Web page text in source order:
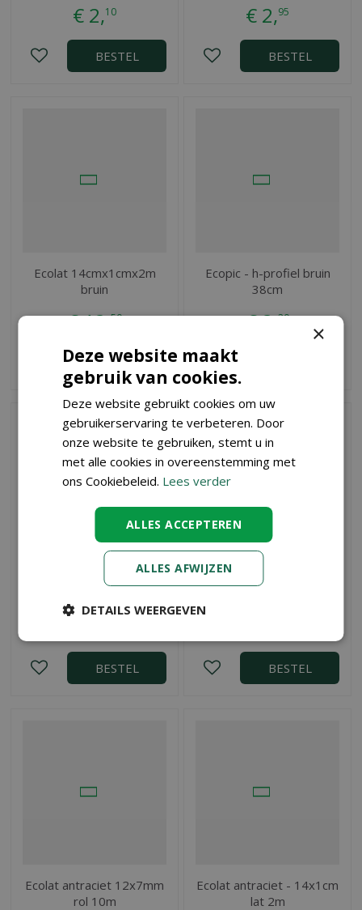
€ 2,10
BESTEL
€ 2,95
BESTEL
Ecolat 14cmx1cmx2m
bruin
€12,50
BESTEL
Ecopic - h-profiel bruin
38cm
€2,20
Ecoplanc edge 120 cm
BESTEL
Ecolat antraciet 12cm 7
BESTEL
Ecolat antraciet 12x7mm
rol 10m
Ecolat antraciet - 14x1cm
lat 2m
×
Deze website maakt
gebruik van cookies.
Deze website gebruikt cookies om uw
gebruikerservaring te verbeteren. Door
onze website te gebruiken, stemt u in
met alle cookies in overeenstemming met
ons Cookiebeleid. Lees verder
ALLES ACCEPTEREN
ALLES AFWIJZEN
DETAILS WEERGEVEN